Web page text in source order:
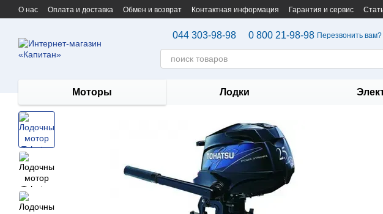
Перейти к основному контенту
О нас Оплата и доставка Обмен и возврат Контактная информация Гарантия и сервис
044 303-98-98 0 800 21-98-98 Перезвонить вам?
Моторы Лодки